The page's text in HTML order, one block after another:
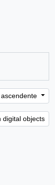
digital objects